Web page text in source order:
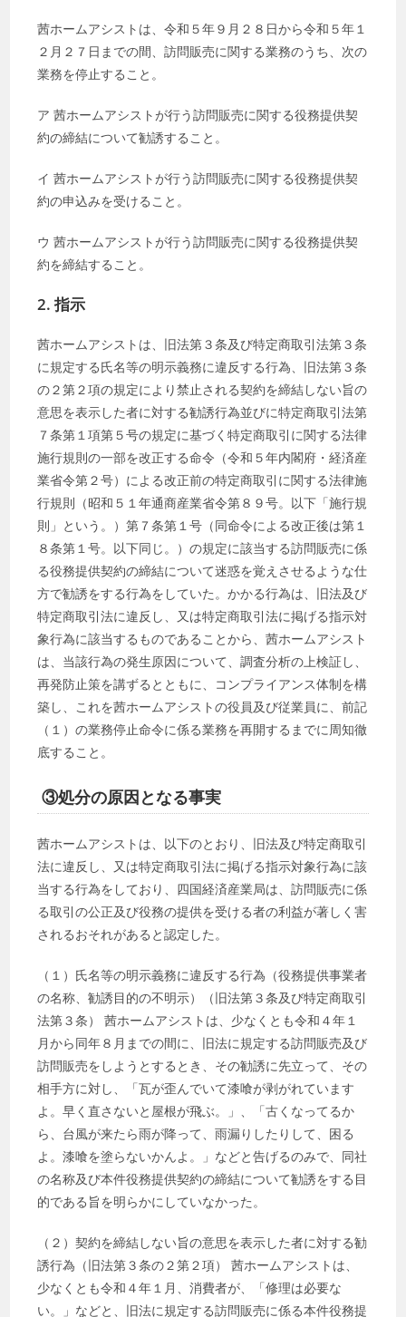
茜ホームアシストは、令和５年９月２８日から令和５年１
２月２７日までの間、訪問販売に関する業務のうち、次の
業務を停止すること。
ア 茜ホームアシストが行う訪問販売に関する役務提供契
約の締結について勧誘すること。
イ 茜ホームアシストが行う訪問販売に関する役務提供契
約の申込みを受けること。
ウ 茜ホームアシストが行う訪問販売に関する役務提供契
約を締結すること。
2. 指示
茜ホームアシストは、旧法第３条及び特定商取引法第３条
に規定する氏名等の明示義務に違反する行為、旧法第３条
の２第２項の規定により禁止される契約を締結しない旨の
意思を表示した者に対する勧誘行為並びに特定商取引法第
７条第１項第５号の規定に基づく特定商取引に関する法律
施行規則の一部を改正する命令（令和５年内閣府・経済産
業省令第２号）による改正前の特定商取引に関する法律施
行規則（昭和５１年通商産業省令第８９号。以下「施行規
則」という。）第７条第１号（同命令による改正後は第１
８条第１号。以下同じ。）の規定に該当する訪問販売に係
る役務提供契約の締結について迷惑を覚えさせるような仕
方で勧誘をする行為をしていた。かかる行為は、旧法及び
特定商取引法に違反し、又は特定商取引法に掲げる指示対
象行為に該当するものであることから、茜ホームアシスト
は、当該行為の発生原因について、調査分析の上検証し、
再発防止策を講ずるとともに、コンプライアンス体制を構
築し、これを茜ホームアシストの役員及び従業員に、前記
（１）の業務停止命令に係る業務を再開するまでに周知徹
底すること。
③処分の原因となる事実
茜ホームアシストは、以下のとおり、旧法及び特定商取引
法に違反し、又は特定商取引法に掲げる指示対象行為に該
当する行為をしており、四国経済産業局は、訪問販売に係
る取引の公正及び役務の提供を受ける者の利益が著しく害
されるおそれがあると認定した。
（１）氏名等の明示義務に違反する行為（役務提供事業者
の名称、勧誘目的の不明示）（旧法第３条及び特定商取引
法第３条） 茜ホームアシストは、少なくとも令和４年１
月から同年８月までの間に、旧法に規定する訪問販売及び
訪問販売をしようとするとき、その勧誘に先立って、その
相手方に対し、「瓦が歪んでいて漆喰が剥がれています
よ。早く直さないと屋根が飛ぶ。」、「古くなってるか
ら、台風が来たら雨が降って、雨漏りしたりして、困る
よ。漆喰を塗らないかんよ。」などと告げるのみで、同社
の名称及び本件役務提供契約の締結について勧誘をする目
的である旨を明らかにしていなかった。
（２）契約を締結しない旨の意思を表示した者に対する勧
誘行為（旧法第３条の２第２項） 茜ホームアシストは、
少なくとも令和４年１月、消費者が、「修理は必要な
い。」などと、旧法に規定する訪問販売に係る本件役務提